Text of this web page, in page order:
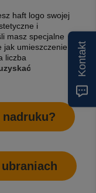
haft logo swojej
i
masz specjalne
jak umieszczenie
liczba
Kontakt